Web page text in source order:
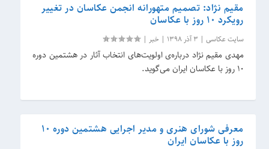
مقیم نژاد: تصمیم متهورانه انجمن عکاسان در تغییر
رویکرد 10 روز با عکاسان
سایت عکاسی | 3 آذر 1398 | خبر |
مهدی مقیم نژاد درباره‌ی اولویت‌های انتخاب آثار در هشتمین دوره
10 روز با عکاسان ایران می‌گوید.
معرفی شورای هنری و مدیر اجرایی هشتمین دوره 10
روز با عکاسان ایران